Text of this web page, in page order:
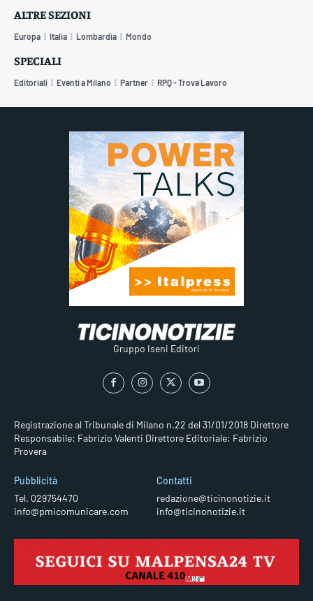
ALTRE SEZIONI
Europa Italia Lombardia Mondo
SPECIALI
Editoriali Eventi a Milano Partner RPQ - Trova Lavoro
Gruppo Iseni Editori
Registrazione al Tribunale di Milano n.22 del 31/01/2018 Direttore
Responsabile: Fabrizio Valenti Direttore Editoriale: Fabrizio
Provera
Pubblicità
Tel. 029754470
info@pmicomunicare.com
Contatti
redazione@ticinonotizie.it
info@ticinonotizie.it